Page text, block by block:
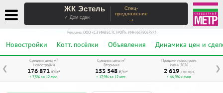
ЖК Эстель
✓ Дом сдан
Спец-
предложение
→
Реклама. ООО «СЗ ИНВЕСТСТРОЙ», ИНН 6678067973
Новостройки Котт. посёлки Объявления Динамика цен и
❮ ❯
Средняя цена м²
Новостройки
176 871 ₽/м²
↑ 7,5% за 12 мес.
Средняя цена м²
Вторичка
153 548 ₽/м²
↑ 17,9% за 12 мес.
Продажи новостроек
Июнь 2026
2 619 сделок
↑ 46,9% к маю